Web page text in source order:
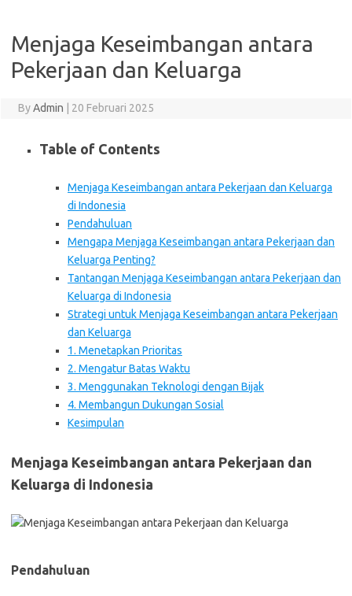
Menjaga Keseimbangan antara
Pekerjaan dan Keluarga
ByAdmin 20 Februari 2025
Table of Contents
Menjaga Keseimbangan antara Pekerjaan dan Keluarga
di Indonesia
Pendahuluan
Mengapa Menjaga Keseimbangan antara Pekerjaan dan
Keluarga Penting?
Tantangan Menjaga Keseimbangan antara Pekerjaan dan
Keluarga di Indonesia
Strategi untuk Menjaga Keseimbangan antara Pekerjaan
dan Keluarga
1. Menetapkan Prioritas
2. Mengatur Batas Waktu
3. Menggunakan Teknologi dengan Bijak
4. Membangun Dukungan Sosial
Kesimpulan
Menjaga Keseimbangan antara Pekerjaan dan
Keluarga di Indonesia
Pendahuluan